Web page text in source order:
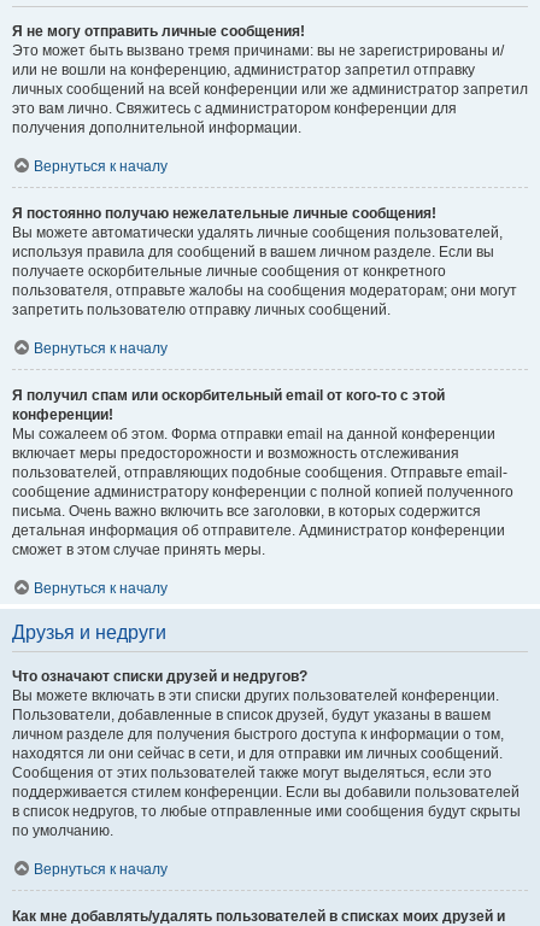
Я не могу отправить личные сообщения!
Это может быть вызвано тремя причинами: вы не зарегистрированы и/
или не вошли на конференцию, администратор запретил отправку
личных сообщений на всей конференции или же администратор запретил
это вам лично. Свяжитесь с администратором конференции для
получения дополнительной информации.
Вернуться к началу
Я постоянно получаю нежелательные личные сообщения!
Вы можете автоматически удалять личные сообщения пользователей,
используя правила для сообщений в вашем личном разделе. Если вы
получаете оскорбительные личные сообщения от конкретного
пользователя, отправьте жалобы на сообщения модераторам; они могут
запретить пользователю отправку личных сообщений.
Вернуться к началу
Я получил спам или оскорбительный email от кого-то с этой
конференции!
Мы сожалеем об этом. Форма отправки email на данной конференции
включает меры предосторожности и возможность отслеживания
пользователей, отправляющих подобные сообщения. Отправьте email-
сообщение администратору конференции с полной копией полученного
письма. Очень важно включить все заголовки, в которых содержится
детальная информация об отправителе. Администратор конференции
сможет в этом случае принять меры.
Вернуться к началу
Друзья и недруги
Что означают списки друзей и недругов?
Вы можете включать в эти списки других пользователей конференции.
Пользователи, добавленные в список друзей, будут указаны в вашем
личном разделе для получения быстрого доступа к информации о том,
находятся ли они сейчас в сети, и для отправки им личных сообщений.
Сообщения от этих пользователей также могут выделяться, если это
поддерживается стилем конференции. Если вы добавили пользователей
в список недругов, то любые отправленные ими сообщения будут скрыты
по умолчанию.
Вернуться к началу
Как мне добавлять/удалять пользователей в списках моих друзей и